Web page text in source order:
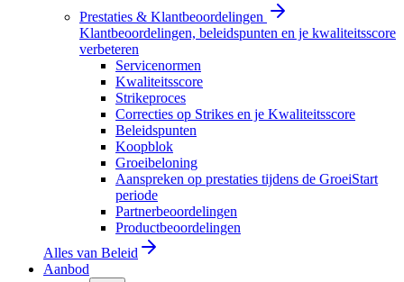
Prestaties & Klantbeoordelingen
Klantbeoordelingen, beleidspunten en je kwaliteitsscore
verbeteren
Servicenormen
Kwaliteitsscore
Strikeproces
Correcties op Strikes en je Kwaliteitsscore
Beleidspunten
Koopblok
Groeibeloning
Aanspreken op prestaties tijdens de GroeiStart
periode
Partnerbeoordelingen
Productbeoordelingen
Alles van Beleid
Aanbod